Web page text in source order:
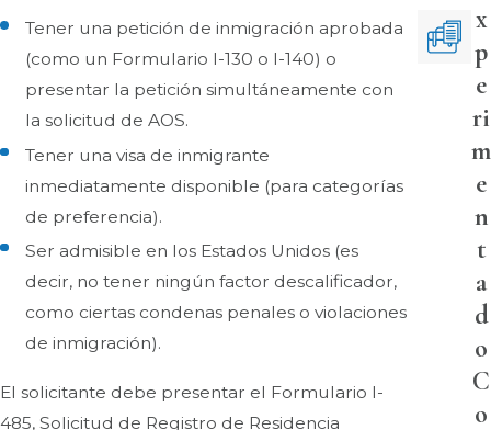
Tener una petición de inmigración aprobada
(como un Formulario I-130 o I-140) o
presentar la petición simultáneamente con
la solicitud de AOS.
Tener una visa de inmigrante
inmediatamente disponible (para categorías
de preferencia).
Ser admisible en los Estados Unidos (es
decir, no tener ningún factor descalificador,
como ciertas condenas penales o violaciones
de inmigración).
El solicitante debe presentar el Formulario I-
485, Solicitud de Registro de Residencia
x
p
e
ri
m
e
n
t
a
d
o
C
o